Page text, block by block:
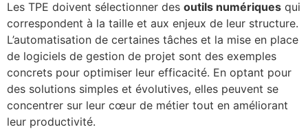
Les TPE doivent sélectionner des outils numériques qui
correspondent à la taille et aux enjeux de leur structure.
L’automatisation de certaines tâches et la mise en place
de logiciels de gestion de projet sont des exemples
concrets pour optimiser leur efficacité. En optant pour
des solutions simples et évolutives, elles peuvent se
concentrer sur leur cœur de métier tout en améliorant
leur productivité.